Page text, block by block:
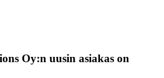
Oy:n uusin asiakas on